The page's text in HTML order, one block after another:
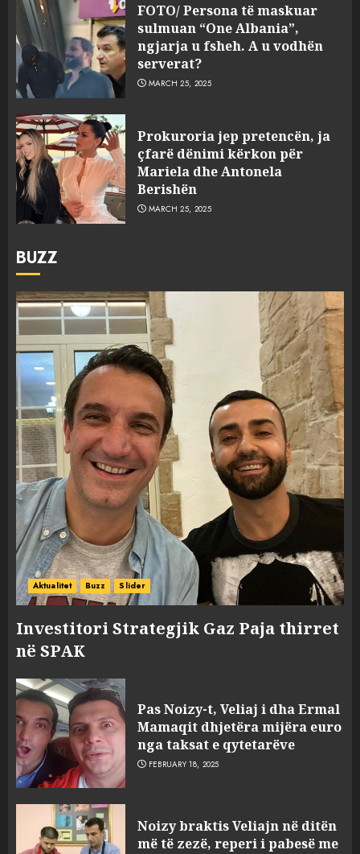
FOTO/ Persona të maskuar
sulmuan “One Albania”,
ngjarja u fsheh. A u vodhën
serverat?
MARCH 25, 2025
Prokuroria jep pretencën, ja
çfarë dënimi kërkon për
Mariela dhe Antonela
Berishën
MARCH 25, 2025
BUZZ
Aktualitet Buzz Slider
Investitori Strategjik Gaz Paja thirret
në SPAK
Pas Noizy-t, Veliaj i dha Ermal
Mamaqit dhjetëra mijëra euro
nga taksat e qytetarëve
FEBRUARY 18, 2025
Noizy braktis Veliajn në ditën
më të zezë, reperi i pabesë me
sulmuan “One Albania”,
ngjarja u fsheh. A u vodhën